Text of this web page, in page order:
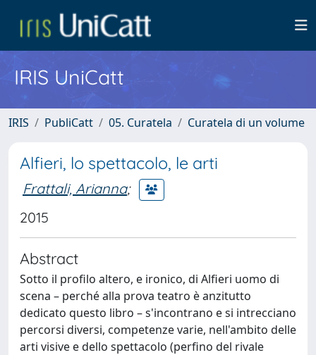
IRIS UniCatt
IRIS PubliCatt 05. Curatela Curatela di un volume
Alfieri, lo spettacolo, le arti
Frattali, Arianna;
2015
Abstract
Sotto il profilo altero, e ironico, di Alfieri uomo di
scena – perché alla prova teatro è anzitutto
dedicato questo libro – s'incontrano e si intrecciano
percorsi diversi, competenze varie, nell'ambito delle
arti visive e dello spettacolo (perfino del rivale